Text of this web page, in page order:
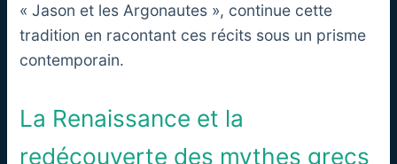
« Jason et les Argonautes », continue cette
tradition en racontant ces récits sous un prisme
contemporain.
La Renaissance et la
redécouverte des mythes grecs